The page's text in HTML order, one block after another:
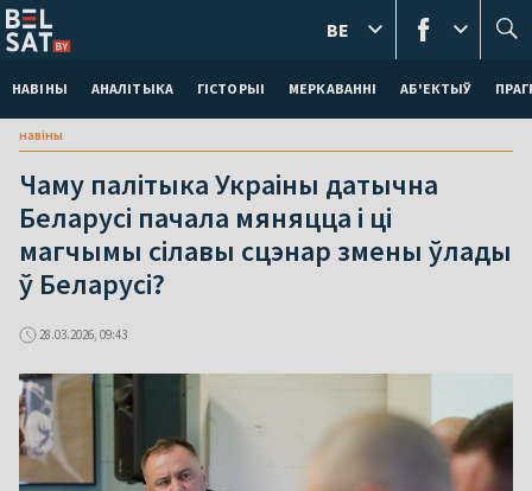
НАВІНЫ АНАЛІТЫКА ГІСТОРЫІ МЕРКАВАННI АБ'ЕКТЫЎ
BE
навіны
Чаму палітыка Украіны датычна
Беларусі пачала мяняцца і ці
магчымы сілавы сцэнар змены ўлады
ў Беларусі?
28.03.2026, 09:43